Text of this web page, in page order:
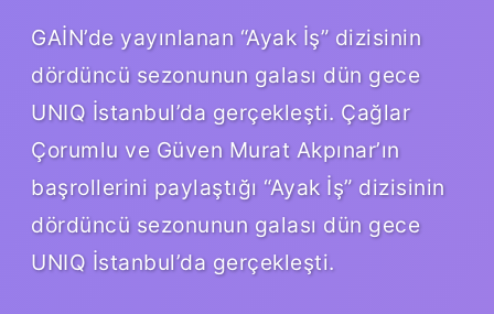
GAİN’de yayınlanan “Ayak İş” dizisinin
dördüncü sezonunun galası dün gece
UNIQ İstanbul’da gerçekleşti. Çağlar
Çorumlu ve Güven Murat Akpınar’ın
başrollerini paylaştığı “Ayak İş” dizisinin
dördüncü sezonunun galası dün gece
UNIQ İstanbul’da gerçekleşti.